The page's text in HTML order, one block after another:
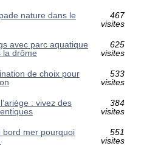
nature dans le
467
visites
avec parc aquatique
la drôme
625
visites
de choix pour
533
visites
: vivez des
384
visites
bord mer pourquoi
551
visites